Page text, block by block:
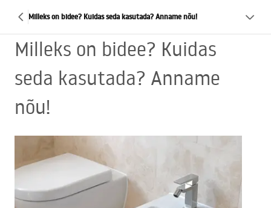
Milleks on bidee? Kuidas seda kasutada? Anname nõu!
Milleks on bidee? Kuidas
seda kasutada? Anname
nõu!